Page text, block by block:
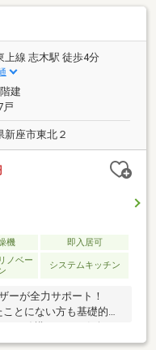
内容【新規交換】キッ
【張替】フローリン
ダウンライト設置 他▼
4分(約260m)・セブン
20m)■ ご希望の住まい
・・・物件の詳細・
ください。
上線 志木駅 徒歩4分
建
新座市東北２
機 即入居可
ノベー
システムキッチン
ーが全力サポート！
とにない方も基礎的な
も結構です。お気軽に
はカバーしきれないご